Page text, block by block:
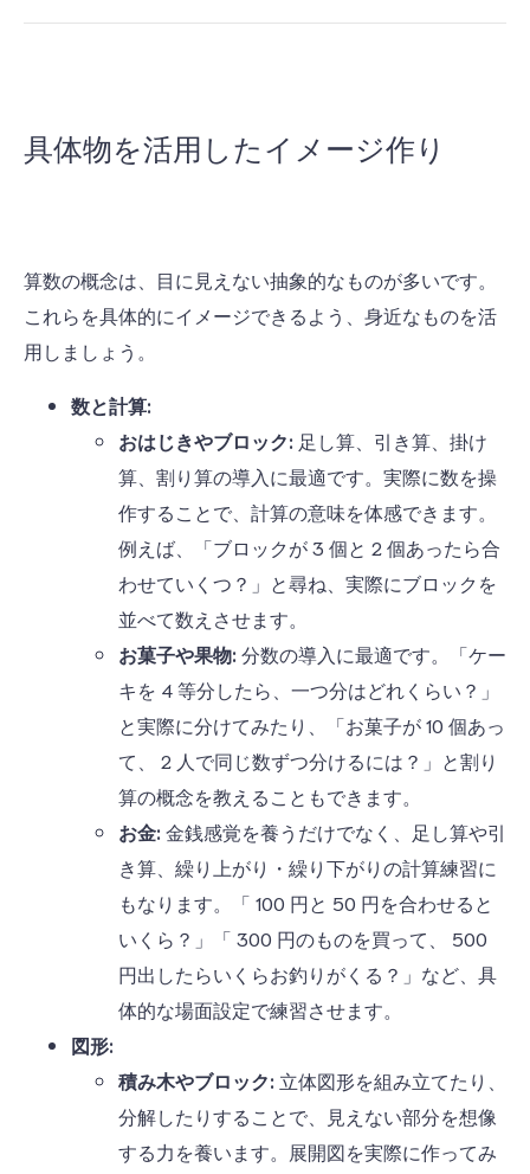
具体物を活用したイメージ作り
算数の概念は、目に見えない抽象的なものが多いです。
これらを具体的にイメージできるよう、身近なものを活
用しましょう。
数と計算:
おはじきやブロック: 足し算、引き算、掛け
算、割り算の導入に最適です。実際に数を操
作することで、計算の意味を体感できます。
例えば、「ブロックが3 個と 2 個あったら合
わせていくつ？」と尋ね、実際にブロックを
並べて数えさせます。
お菓子や果物: 分数の導入に最適です。「ケー
キを 4等分したら、一つ分はどれくらい？」
と実際に分けてみたり、「お菓子が10 個あっ
て、 2 人で同じ数ずつ分けるには？」と割り
算の概念を教えることもできます。
お金: 金銭感覚を養うだけでなく、足し算や引
き算、繰り上がり・繰り下がりの計算練習に
もなります。「 100 円と 50 円を合わせると
いくら？」「 300 円のものを買って、 500
円出したらいくらお釣りがくる？」など、具
体的な場面設定で練習させます。
図形:
積み木やブロック: 立体図形を組み立てたり、
分解したりすることで、見えない部分を想像
する力を養います。展開図を実際に作ってみ